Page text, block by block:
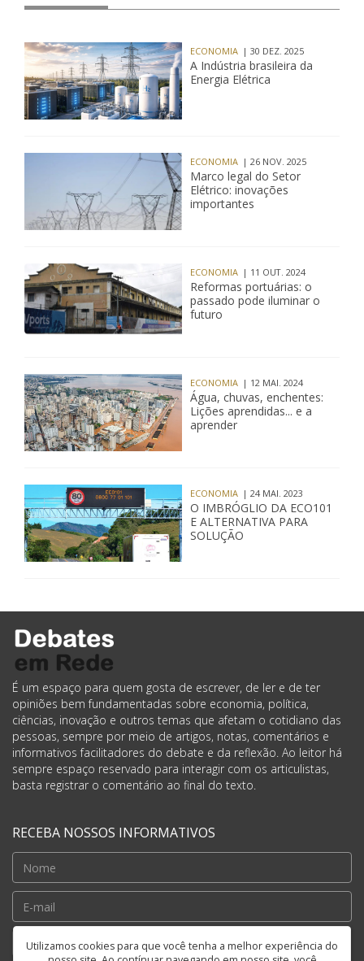
ECONOMIA | 30 DEZ. 2025
A Indústria brasileira da
Energia Elétrica
ECONOMIA | 26 NOV. 2025
Marco legal do Setor
Elétrico: inovações
importantes
ECONOMIA | 11 OUT. 2024
Reformas portuárias: o
passado pode iluminar o
futuro
ECONOMIA | 12 MAI. 2024
Água, chuvas, enchentes:
Lições aprendidas... e a
aprender
ECONOMIA | 24 MAI. 2023
O IMBRÓGLIO DA ECO101
E ALTERNATIVA PARA
SOLUÇÃO
Utilizamos cookies para que você tenha a melhor experiência do
É um espaço para quem gosta de escrever, de ler e de ter
opiniões bem fundamentadas sobre economia, política,
ciências, inovação e outros temas que afetam o cotidiano das
pessoas, sempre por meio de artigos, notas, comentários e
informativos facilitadores do debate e da reflexão. Ao leitor há
sempre espaço reservado para interagir com os articulistas,
basta registrar o comentário ao final do texto.
RECEBA NOSSOS INFORMATIVOS
Cadastrar